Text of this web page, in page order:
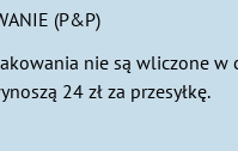
(P&P)
nie są wliczone w
24 zł za przesyłkę.